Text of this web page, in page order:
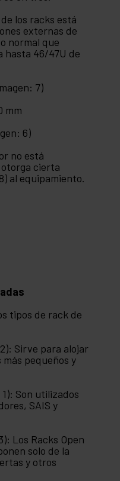
los racks está
externas de
normal que
hasta 46/47U de
7)
mm
6)
no está
otorga cierta
al equipamiento.
tipos de rack de
Sirve para alojar
pequeños y
Son utilizados
SAIS y
Los Racks Open
solo de la
y otros